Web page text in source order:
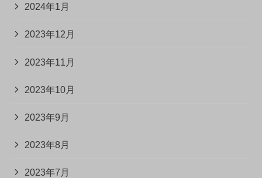
2024年1月
2023年12月
2023年11月
2023年10月
2023年9月
2023年8月
2023年7月